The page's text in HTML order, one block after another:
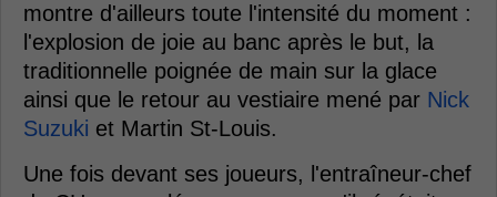
montre d'ailleurs toute l'intensité du moment :
l'explosion de joie au banc après le but, la
traditionnelle poignée de main sur la glace
ainsi que le retour au vestiaire mené par Nick
Suzuki et Martin St-Louis.
Une fois devant ses joueurs, l'entraîneur-chef